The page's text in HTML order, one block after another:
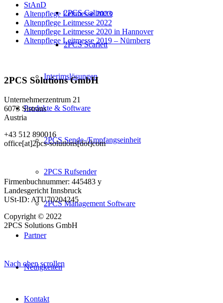
2PCS Calimero
2PCS Scarlett
Interimslösungen
Produkte & Software
2PCS Sende-/Empfangseinheit
2PCS Rufsender
2PCS Management Software
Partner
Neuigkeiten
Kontakt
StAnD
Altenpflege Leitmesse 2023
Altenpflege Leitmesse 2022
Altenpflege Leitmesse 2020 in Hannover
Altenpflege Leitmesse 2019 – Nürnberg
2PCS Solutions GmbH
Unternehmerzentrum 21
6073 Sistrans
Austria
+43 512 890016
office[at]2pcs-solutions[dot]com
Firmenbuchnummer: 445483 y
Landesgericht Innsbruck
USt-ID: ATU70204245
Copyright © 2022
2PCS Solutions GmbH
Nach oben scrollen